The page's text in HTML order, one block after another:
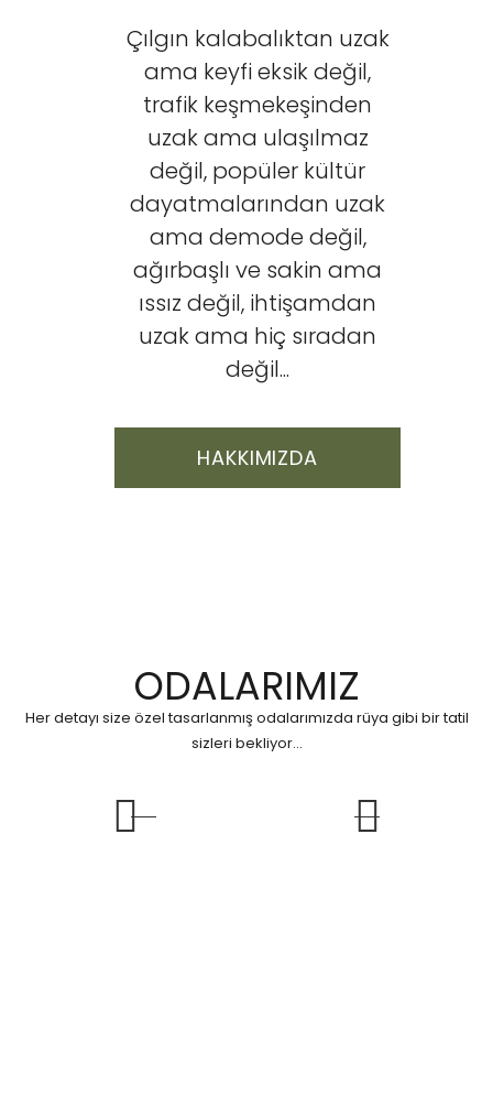
Çılgın kalabalıktan uzak
ama keyfi eksik değil,
trafik keşmekeşinden
uzak ama ulaşılmaz
değil, popüler kültür
dayatmalarından uzak
ama demode değil,
ağırbaşlı ve sakin ama
ıssız değil, ihtişamdan
uzak ama hiç sıradan
değil...
HAKKIMIZDA
ODALARIMIZ
Her detayı size özel tasarlanmış odalarımızda rüya gibi bir tatil
sizleri bekliyor...